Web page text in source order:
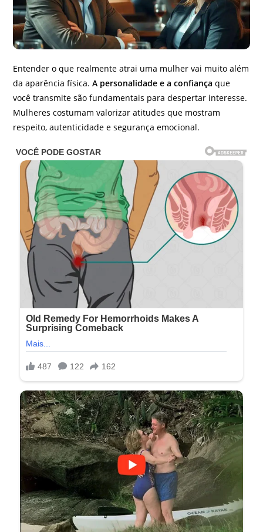
Entender o que realmente atrai uma mulher vai muito além
da aparência física.A personalidade e a confiança que
você transmite são fundamentais para despertar interesse.
Mulheres costumam valorizar atitudes que mostram
respeito, autenticidade e segurança emocional.